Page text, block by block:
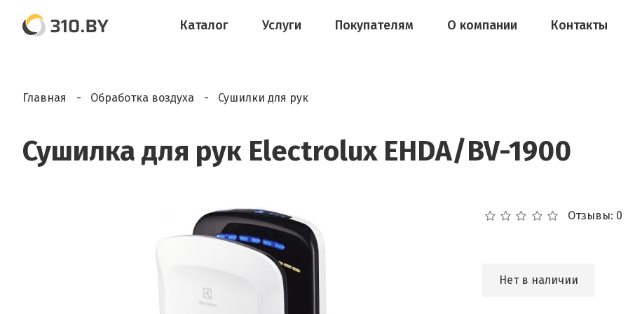
Каталог Услуги Покупателям О компании Контакты
Главная Обработка воздуха Сушилки для рук
Сушилка для рук Electrolux EHDA/BV-1900
Отзывы: 0
Нет в наличии